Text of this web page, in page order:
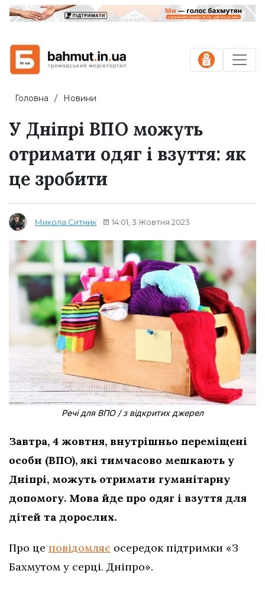
Головна Новини
У Дніпрі ВПО можуть
отримати одяг і взуття: як
це зробити
Микола Ситник 14:01, 3 Жовтня 2023
Речі для ВПО / з відкритих джерел
Завтра, 4 жовтня, внутрішньо переміщені
особи (ВПО), які тимчасово мешкають у
Дніпрі, можуть отримати гуманітарну
допомогу. Мова йде про одяг і взуття для
дітей та дорослих.
Про це повідомляє осередок підтримки «З
Бахмутом у серці. Дніпро».